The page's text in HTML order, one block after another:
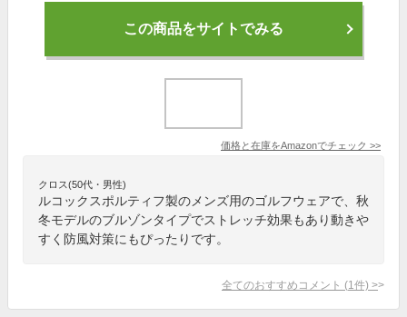
この商品をサイトでみる
価格と在庫をAmazonでチェック >>
クロス(50代・男性)
ルコックスポルティフ製のメンズ用のゴルフウェアで、秋
冬モデルのブルゾンタイプでストレッチ効果もあり動きや
すく防風対策にもぴったりです。
全てのおすすめコメント (1 件) >